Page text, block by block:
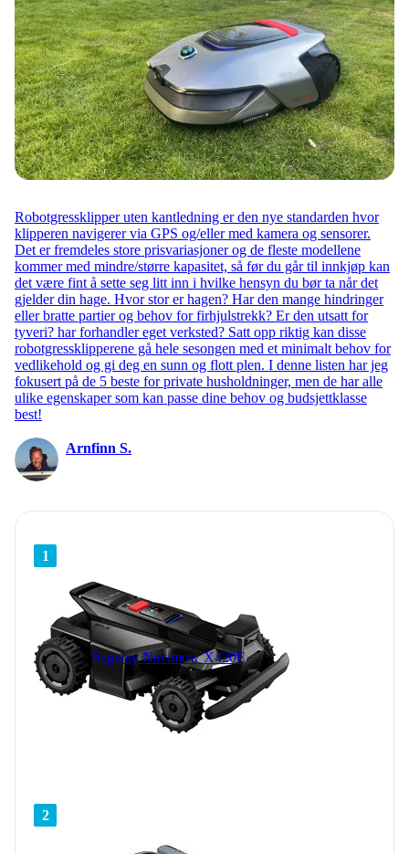
Robotgressklipper uten kantledning er den nye standarden hvor
klipperen navigerer via GPS og/eller med kamera og sensorer.
Det er fremdeles store prisvariasjoner og de fleste modellene
kommer med mindre/større kapasitet, så før du går til innkjøp kan
det være fint å sette seg litt inn i hvilke hensyn du bør ta når det
gjelder din hage. Hvor stor er hagen? Har den mange hindringer
eller bratte partier og behov for firhjulstrekk? Er den utsatt for
tyveri? har forhandler eget verksted? Satt opp riktig kan disse
robotgressklipperene gå hele sesongen med et minimalt behov for
vedlikehold og gi deg en sunn og flott plen. I denne listen har jeg
fokusert på de 5 beste for private husholdninger, men de har alle
ulike egenskaper som kan passe dine behov og budsjettklasse
best!
Arnfinn S.
1
Segway Navimow X420E
2